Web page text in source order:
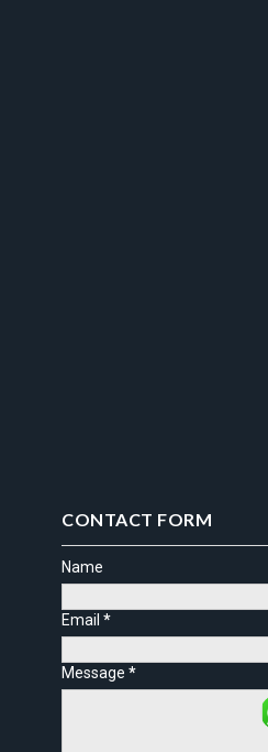
CONTACT FORM
Name
Email*
Message*